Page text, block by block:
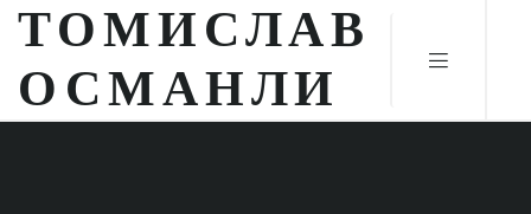
ТОМИСЛАВ
ОСМАНЛИ